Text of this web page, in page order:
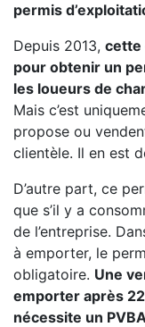
permis
Depuis 2013, cette
pour obtenir un
les loueurs de
Mais c’est
propose ou
clientèle. Il en est
D’autre part, ce
que s’il y a
de l’entreprise.
à emporter, le
obligatoire. Une
emporter après
nécessite un